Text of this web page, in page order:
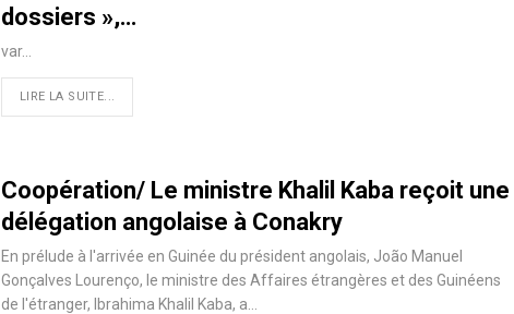
dossiers »,…
var…
LIRE LA SUITE...
Coopération/ Le ministre Khalil Kaba reçoit une
délégation angolaise à Conakry
En prélude à l'arrivée en Guinée du président angolais, João Manuel
Gonçalves Lourenço, le ministre des Affaires étrangères et des Guinéens
de l'étranger, Ibrahima Khalil Kaba, a…